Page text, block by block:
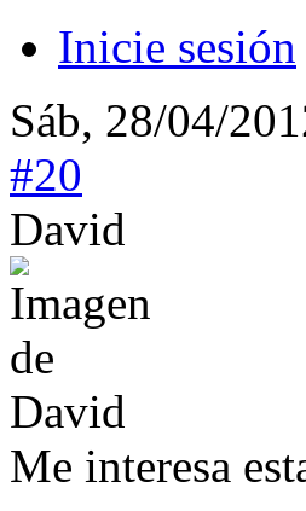
Inicie sesión
Sáb, 28/04/
#20
David
Me interesa